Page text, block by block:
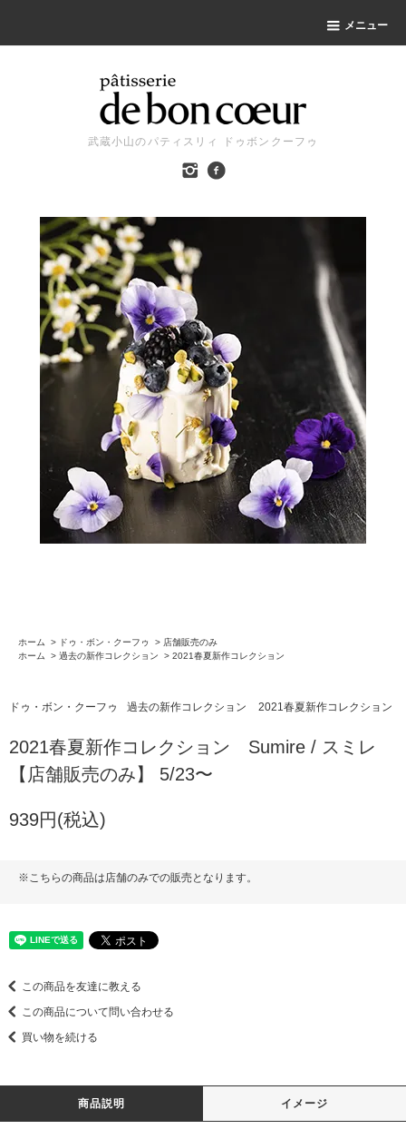
メニュー
武蔵小山のパティスリィ ドゥボンクーフゥ
ホーム > ドゥ・ボン・クーフゥ > 店舗販売のみ
ホーム
> 過去の新作コレクション > 2021春夏新作コレクション
ドゥ・ボン・クーフゥ 過去の新作コレクション 2021春夏新作コレクション
2021春夏新作コレクション Sumire / スミレ
【店舗販売のみ】 5/23〜
939円(税込)
※こちらの商品は店舗のみでの販売となります。
この商品を友達に教える
この商品について問い合わせる
買い物を続ける
商品説明 イメージ